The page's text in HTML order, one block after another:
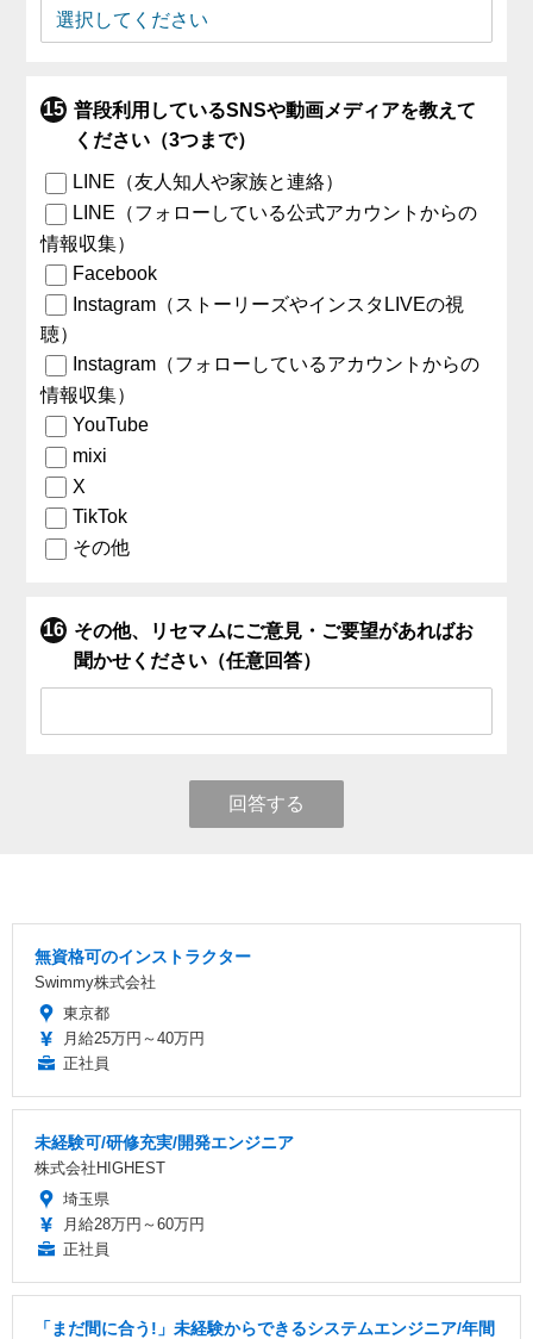
普段利用しているSNSや動画メディアを教えて
ください（3つまで）
LINE（友人知人や家族と連絡）
LINE（フォローしている公式アカウントからの
情報収集）
Facebook
Instagram（ストーリーズやインスタLIVEの視
聴）
Instagram（フォローしているアカウントからの
情報収集）
YouTube
mixi
X
TikTok
その他
その他、リセマムにご意見・ご要望があればお
聞かせください（任意回答）
回答する
無資格可のインストラクター
Swimmy株式会社
東京都
月給25万円～40万円
正社員
未経験可/研修充実/開発エンジニア
株式会社HIGHEST
埼玉県
月給28万円～60万円
正社員
「まだ間に合う!」未経験からできるシステムエンジニア/年間